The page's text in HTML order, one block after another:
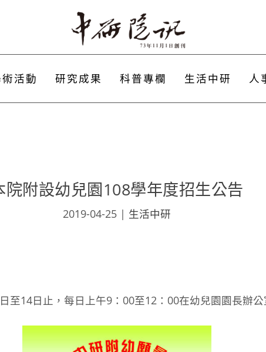
活動 研究成果 科普專欄 生活中研 人
院附設幼兒園108學年度招生公告
2019-04-25 | 生活中研
至14日止，每日上午9：00至12：00在幼兒園園長辦公